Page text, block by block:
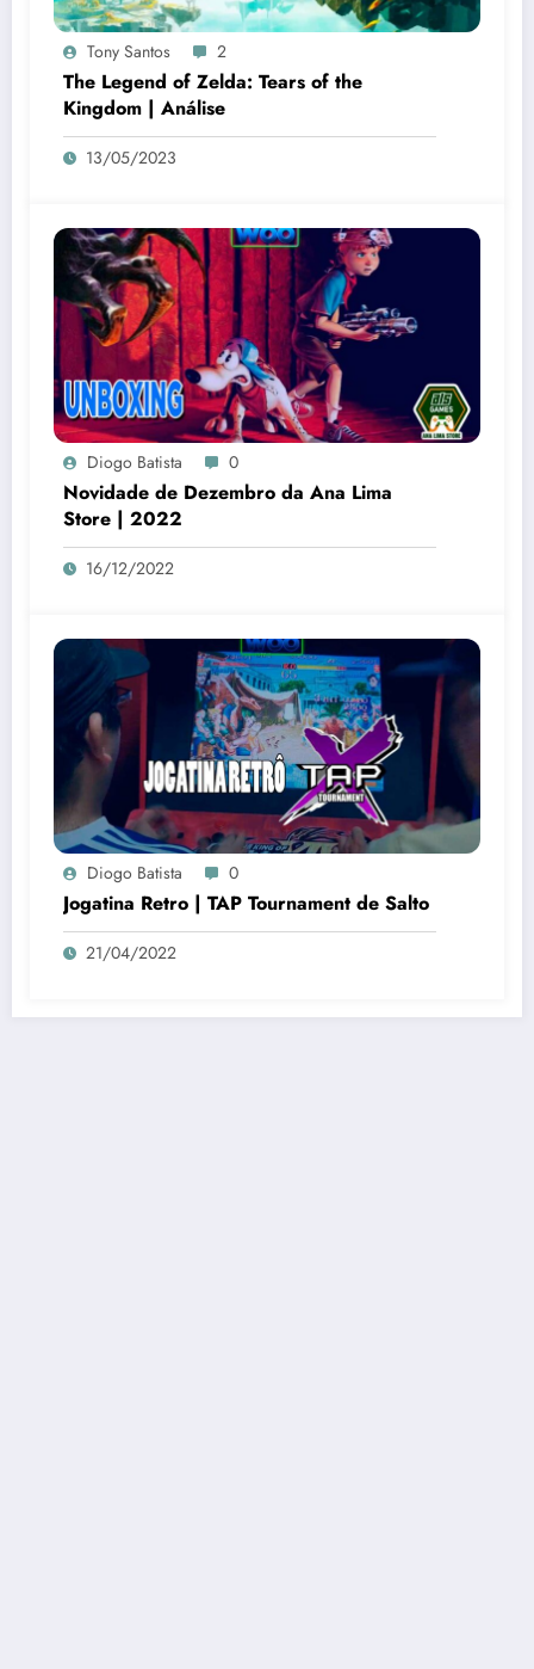
Tony Santos 2
The Legend of Zelda: Tears of the
Kingdom | Análise
13/05/2023
Diogo Batista 0
Novidade de Dezembro da Ana Lima
Store | 2022
16/12/2022
Diogo Batista 0
Jogatina Retro | TAP Tournament de Salto
21/04/2022